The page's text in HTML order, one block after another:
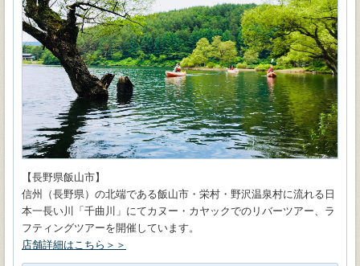
【長野県飯山市】
信州（長野県）の北端である飯山市・栄村・野沢温泉村に流れる日
本一長い川「千曲川」にてカヌー・カヤックでのリバーツアー、ラ
フティングツアーを開催しています。
店舗詳細はこちら＞＞